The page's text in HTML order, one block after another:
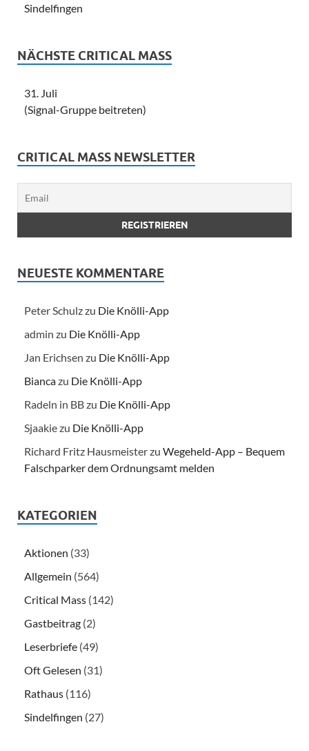
Sindelfingen
NÄCHSTE CRITICAL MASS
31. Juli
(Signal-Gruppe beitreten)
CRITICAL MASS NEWSLETTER
NEUESTE KOMMENTARE
Peter Schulzzu Die Knölli-App
admin zu Die Knölli-App
Jan Erichsen zu Die Knölli-App
Biancazu Die Knölli-App
Radeln in BBzu Die Knölli-App
Sjaakiezu Die Knölli-App
Richard Fritz Hausmeisterzu Wegeheld-App – Bequem
Falschparker dem Ordnungsamt melden
KATEGORIEN
Aktionen (33)
Allgemein (564)
Critical Mass (142)
Gastbeitrag (2)
Leserbriefe (49)
Oft Gelesen (31)
Rathaus (116)
Sindelfingen (27)